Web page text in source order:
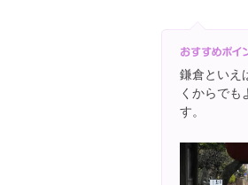
鎌倉といえ
くからでも
す。